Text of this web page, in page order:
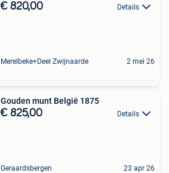
€ 820,00 Details
Merelbeke+Deel Zwijnaarde 2 mei 26
Gouden munt België 1875
€ 825,00 Details
Geraardsbergen 23 apr 26